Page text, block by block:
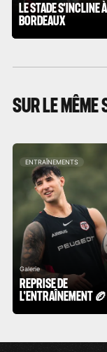
LE STADE S'INCLINE À
BORDEAUX
SUR LE MÊME
ENTRAÎNEMENTS
Galerie
REPRISE DE
L'ENTRAÎNEMENT 🏉